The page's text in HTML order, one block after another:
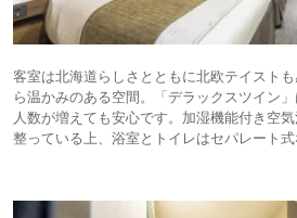
客室は北海道らしさとともに北欧テイスト
ら温かみのある空間。「デラックスツイン」
人数が増えても安心です。加湿機能付き空
整っている上、浴室とトイレはセパレート式